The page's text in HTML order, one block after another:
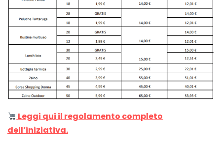
Leggi qui il regolamento completo
dell’iniziativa.